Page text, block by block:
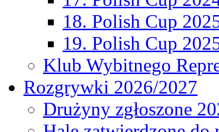
18. Polish Cup
19. Polish Cup
Klub Wybitnego
Rozgrywki 2026/2027
Drużyny zgłoszone